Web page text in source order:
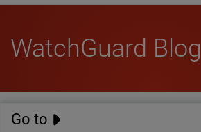
WatchGuard Blog
Go to